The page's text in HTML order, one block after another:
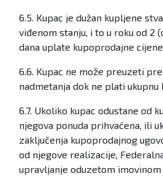
6.5. Kupac je dužan kupljene
viđenom stanju, i to u roku od 2
dana uplate kupoprodajne
6.6. Kupac ne može preuzeti
nadmetanja dok ne plati ukupnu
6.7. Ukoliko kupac odustane od
njegova ponuda prihvaćena, ili
zaključenja kupoprodajnog
od njegove realizacije,
upravljanje oduzetom